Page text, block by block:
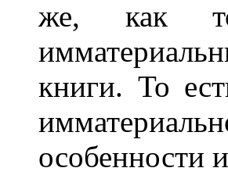
же, как
книги. То
особенности